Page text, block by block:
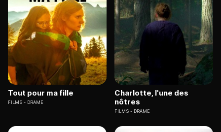
Tout pour ma fille
FILMS DRAME
Charlotte, l'une des
nôtres
FILMS DRAME